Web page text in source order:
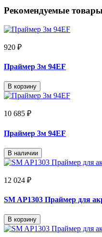
Рекомендуемые
920 ₽
Праймер 3м 94EF
В корзину
10 685 ₽
Праймер 3м 94EF
В наличии
12 024 ₽
SM AP1303 Праймер для
В корзину